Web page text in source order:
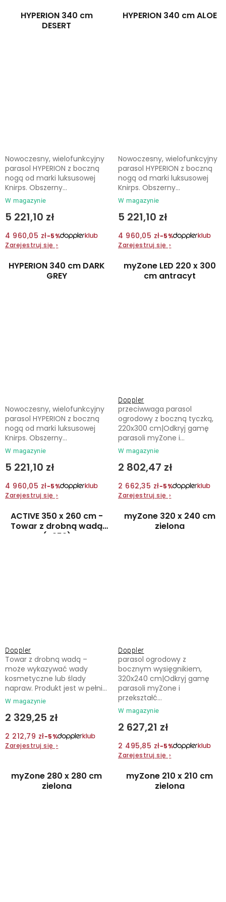
HYPERION 340 cm
DESERT
W magazynie
5 221,10 zł
4 960,05 zł−5%
Zarejestruj się ›
Nowoczesny, wielofunkcyjny
parasol HYPERION z boczną
nogą od marki luksusowej
Knirps. Obszerny...
HYPERION 340 cm ALOE
W magazynie
5 221,10 zł
4 960,05 zł−5%
Zarejestruj się ›
Nowoczesny, wielofunkcyjny
parasol HYPERION z boczną
nogą od marki luksusowej
Knirps. Obszerny...
HYPERION 340 cm DARK
GREY
W magazynie
5 221,10 zł
4 960,05 zł−5%
Zarejestruj się ›
Nowoczesny, wielofunkcyjny
parasol HYPERION z boczną
nogą od marki luksusowej
Knirps. Obszerny...
myZone LED 220 x 300
cm antracyt
Doppler
W magazynie
2 802,47 zł
2 662,35 zł−5%
Zarejestruj się ›
przeciwwaga parasol
ogrodowy z boczną tyczką,
220x300 cm|Odkryj gamę
parasoli myZone i...
ACTIVE 350 x 260 cm -
Towar z drobną wadą
(S259)
Doppler
W magazynie
2 329,25 zł
2 212,79 zł−5%
Zarejestruj się ›
Towar z drobną wadą –
może wykazywać wady
kosmetyczne lub ślady
napraw. Produkt jest w pełni...
myZone 320 x 240 cm
zielona
Doppler
W magazynie
2 627,21 zł
2 495,85 zł−5%
Zarejestruj się ›
parasol ogrodowy z
bocznym wysięgnikiem,
320x240 cm|Odkryj gamę
parasoli myZone i
przekształć...
myZone 280 x 280 cm
zielona
myZone 210 x 210 cm
zielona